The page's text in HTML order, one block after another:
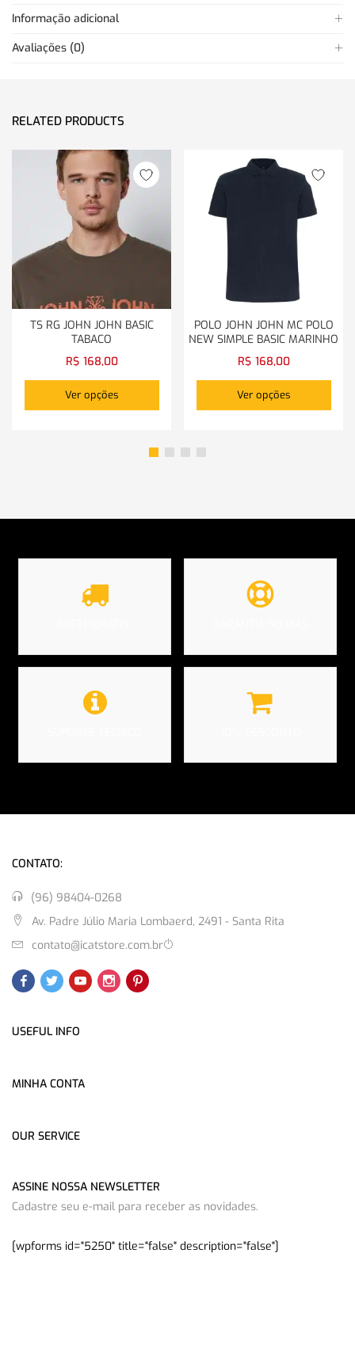
Informação adicional
Avaliações (0)
RELATED PRODUCTS
TS RG JOHN JOHN BASIC
TABACO
R$ 168,00
Ver opções
POLO JOHN JOHN MC POLO
NEW SIMPLE BASIC MARINHO
R$ 168,00
Ver opções
CONTATO:
(96) 98404-0268
Av. Padre Júlio Maria Lombaerd, 2491 - Santa Rita
contato@icatstore.com.br
USEFUL INFO
MINHA CONTA
OUR SERVICE
ASSINE NOSSA NEWSLETTER
Cadastre seu e-mail para receber as novidades.
[wpforms id="5250" title="false" description="false"]